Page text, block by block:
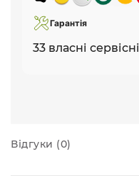
Гарантія
33 власні
Відгуки (0)